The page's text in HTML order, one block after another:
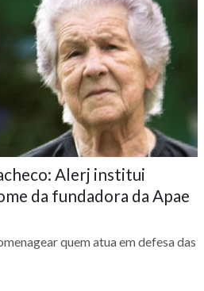
Alerj institui
da fundadora da Apae
quem atua em defesa das